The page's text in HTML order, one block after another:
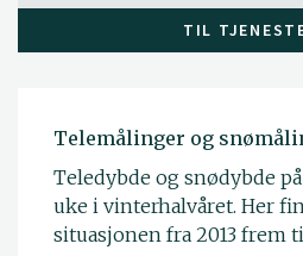
TIL
Telemålinger og
Teledybde og snødybde
uke i vinterhalvåret. Her
situasjonen fra 2013 frem